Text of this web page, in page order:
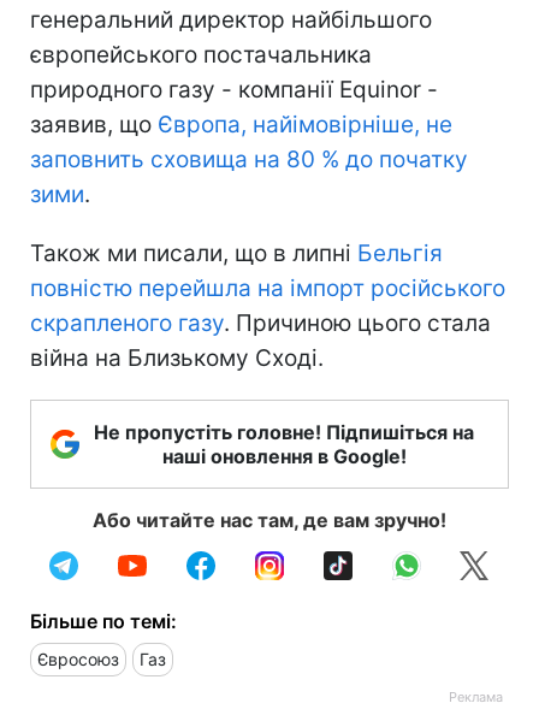
генеральний директор найбільшого
європейського постачальника
природного газу - компанії Equinor -
заявив, що Європа, найімовірніше, не
заповнить сховища на 80 % до початку
зими.
Також ми писали, що в липні Бельгія
повністю перейшла на імпорт російського
скрапленого газу. Причиною цього стала
війна на Близькому Сході.
Не пропустіть головне! Підпишіться на
наші оновлення в Google!
Або читайте нас там, де вам зручно!
Більше по темі:
Євросоюз Газ